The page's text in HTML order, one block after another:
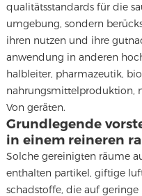
qualitätsstandards für die
umgebung, sondern
ihren nutzen und ihre
anwendung in anderen
halbleiter, pharmazeutik,
nahrungsmittelproduktion,
Von geräten.
Grundlegende
in einem reineren
Solche gereinigten räume
enthalten partikel, giftige
schadstoffe, die auf